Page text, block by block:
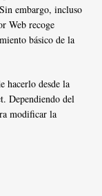
embargo, incluso
Web recoge
básico de la
hacerlo desde la
Dependiendo del
modificar la